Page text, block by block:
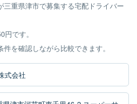
三重県津市で募集する宅配ドライバー
です。
を確認しながら比較できます。
式会社